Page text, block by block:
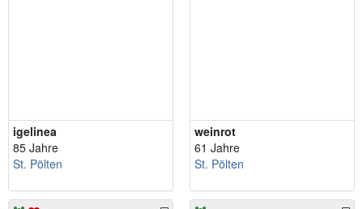
igelinea
85 Jahre
St. Pölten
weinrot
61 Jahre
St. Pölten